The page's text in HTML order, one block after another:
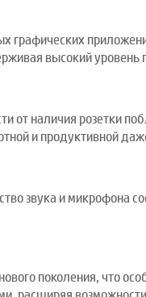
высокий уровень
от наличия розетки
и продуктивной
звука и микрофона
поколения, что